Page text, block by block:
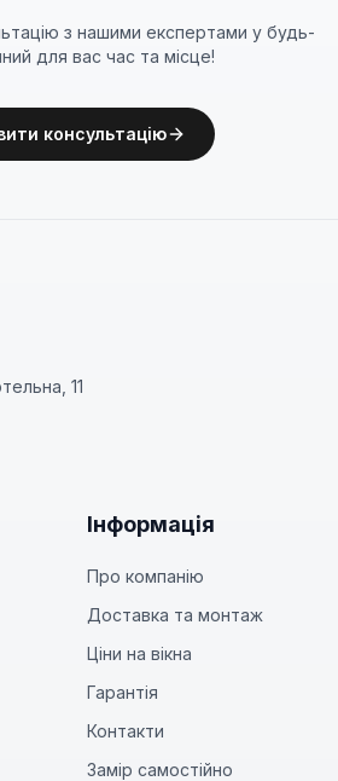
з нашими експертами у будь-
для вас час та місце!
консультацію
11
Інформація
Про компанію
Доставка та монтаж
Ціни на вікна
Гарантія
Контакти
Замір самостійно